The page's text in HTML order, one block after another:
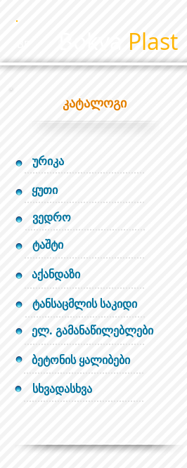
Plast
კატალოგი
ურიკა
ყუთი
ვედრო
ტაშტი
აქანდაზი
ტანსაცმლის საკიდი
ელ. გამანაწილებლები
ბეტონის ყალიბები
სხვადასხვა